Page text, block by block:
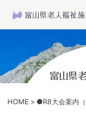
富山県
HOME ●R8大会案内